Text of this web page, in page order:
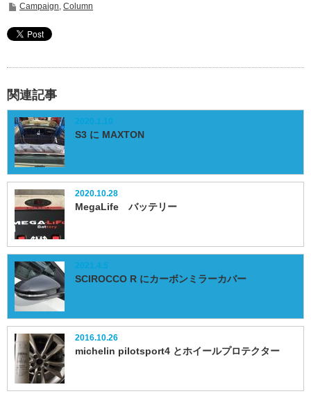
Campaign, Column
関連記事
2020.1.10
S3 に MAXTON
2020.10.28
MegaLife バッテリー
2021.4.5
SCIROCCO R にカーボンミラーカバー
2016.10.26
michelin pilotsport4 とホイールプロテクター